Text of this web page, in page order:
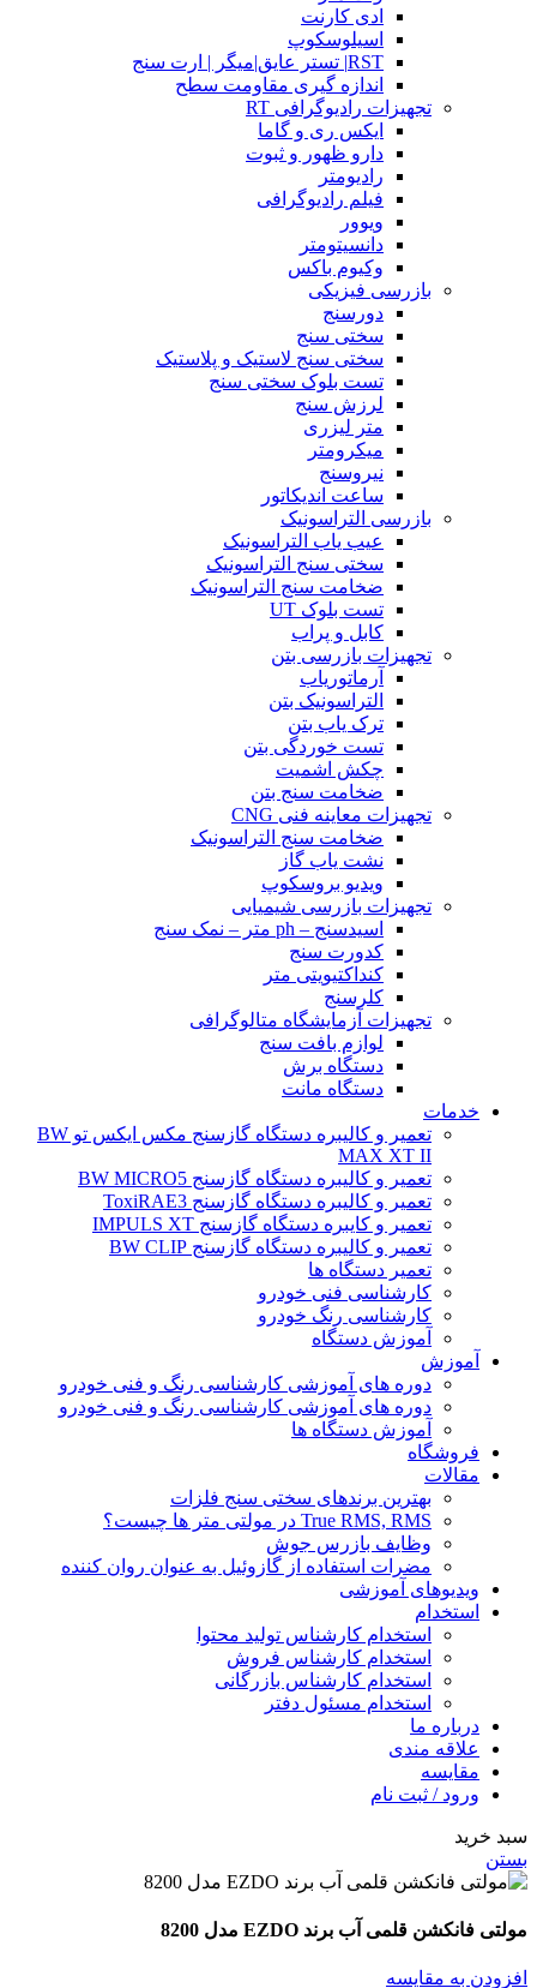
ادی کارنت
اسیلوسکوپ
RST| تستر عایق|میگر | ارت سنج
اندازه گیری مقاومت سطح
تجهیزات رادیوگرافی RT
ایکس ری و گاما
دارو ظهور و ثبوت
رادیومتر
فیلم رادیوگرافی
ویوور
دانسیتومتر
وکیوم باکس
بازرسی فیزیکی
دورسنج
سختی سنج
سختی سنج لاستیک و پلاستیک
تست بلوک سختی سنج
لرزش سنج
متر لیزری
میکرومتر
نیروسنج
ساعت اندیکاتور
بازرسی التراسونیک
عیب یاب التراسونیک
سختی سنج التراسونیک
ضخامت سنج التراسونیک
تست بلوک UT
کابل و پراب
تجهیزات بازرسی بتن
آرماتوریاب
التراسونیک بتن
ترک یاب بتن
تست خوردگی بتن
چکش اشمیت
ضخامت سنج بتن
تجهیزات معاینه فنی CNG
ضخامت سنج التراسونیک
نشت یاب گاز
ویدیو بروسکوپ
تجهیزات بازرسی شیمیایی
اسیدسنج – ph متر – نمک سنج
کدورت سنج
کنداکتیویتی متر
کلرسنج
تجهیزات آزمایشگاه متالوگرافی
لوازم بافت سنج
دستگاه برش
دستگاه مانت
خدمات
تعمیر و کالیبره دستگاه گازسنج مکس ایکس تو BW
MAX XT II
تعمیر و کالیبره دستگاه گازسنج BW MICRO5
تعمیر و کالیبره دستگاه گازسنج ToxiRAE3
تعمیر و کایبره دستگاه گازسنج IMPULS XT
تعمیر و کالیبره دستگاه گازسنج BW CLIP
تعمیر دستگاه ها
کارشناسی فنی خودرو
کارشناسی رنگ خودرو
آموزش دستگاه
آموزش
دوره های آموزشی کارشناسی رنگ و فنی خودرو
دوره های آموزشی کارشناسی رنگ و فنی خودرو
آموزش دستگاه ها
فروشگاه
مقالات
بهترین برندهای سختی سنج فلزات
True RMS, RMS در مولتی متر ها چیست؟
وظایف بازرس جوش
مضرات استفاده از گازوئیل به عنوان روان کننده
ویدیوهای آموزشی
استخدام
استخدام کارشناس تولید محتوا
استخدام کارشناس فروش
استخدام کارشناس بازرگانی
استخدام مسئول دفتر
درباره ما
علاقه مندی
مقایسه
ورود / ثبت نام
سبد خرید
بستن
مولتی فانکشن قلمی آب برند EZDO مدل 8200
افزودن به مقایسه